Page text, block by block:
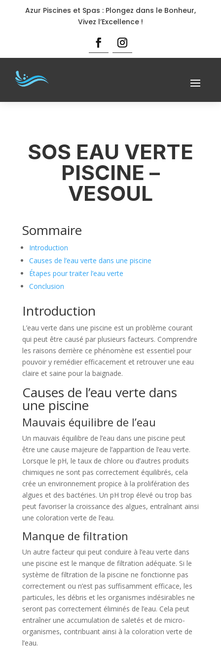
Azur Piscines et Spas : Plongez dans le Bonheur,
Vivez l’Excellence !
SOS EAU VERTE
PISCINE –
VESOUL
Sommaire
Introduction
Causes de l’eau verte dans une piscine
Étapes pour traiter l’eau verte
Conclusion
Introduction
L’eau verte dans une piscine est un problème courant
qui peut être causé par plusieurs facteurs. Comprendre
les raisons derrière ce phénomène est essentiel pour
pouvoir y remédier efficacement et retrouver une eau
claire et saine pour la baignade.
Causes de l’eau verte dans
une piscine
Mauvais équilibre de l’eau
Un mauvais équilibre de l’eau dans une piscine peut
être une cause majeure de l’apparition de l’eau verte.
Lorsque le pH, le taux de chlore ou d’autres produits
chimiques ne sont pas correctement équilibrés, cela
crée un environnement propice à la prolifération des
algues et des bactéries. Un pH trop élevé ou trop bas
peut favoriser la croissance des algues, entraînant ainsi
une coloration verte de l’eau.
Manque de filtration
Un autre facteur qui peut conduire à l’eau verte dans
une piscine est le manque de filtration adéquate. Si le
système de filtration de la piscine ne fonctionne pas
correctement ou n’est pas suffisamment efficace, les
particules, les débris et les organismes indésirables ne
seront pas correctement éliminés de l’eau. Cela peut
entraîner une accumulation de saletés et de micro-
organismes, contribuant ainsi à la coloration verte de
l’eau.